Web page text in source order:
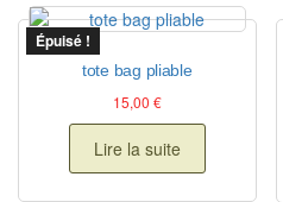
Épuisé !
tote bag pliable
15,00 €
Lire la suite